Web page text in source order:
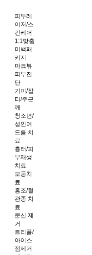
피부레
이저/스
킨케어
1:1맞춤
미백패
키지
마크뷰
피부진
단
기미/잡
티/주근
깨
청소년/
성인여
드름 치
료
흉터/피
부재생
치료
모공치
료
홍조/혈
관종 치
료
문신 제
거
트리플/
아이스
점제거